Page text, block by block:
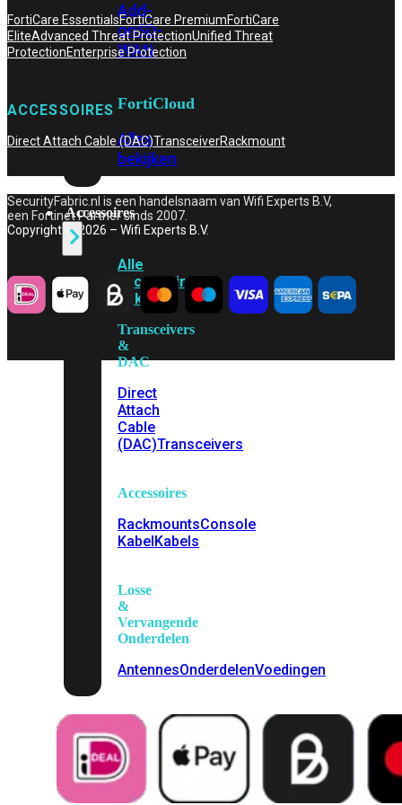
Add-
onSD-
WAN
FortiCloud
Alles
bekijken
Accessoires
Alle
accessoires
bekijken
Transceivers
&
DAC
Direct
Attach
Cable
(DAC)Transceivers
Accessoires
RackmountsConsole
KabelKabels
Losse
&
Vervangende
Onderdelen
AntennesOnderdelenVoedingen
FortiCare EssentialsFortiCare PremiumFortiCare
EliteAdvanced Threat ProtectionUnified Threat
ProtectionEnterprise Protection
ACCESSOIRES
Direct Attach Cable (DAC)TransceiverRackmount
SecurityFabric.nl is een handelsnaam van Wifi Experts B.V,
een Fortinet Partner sinds 2007.
Copyright © 2026 – Wifi Experts B.V.